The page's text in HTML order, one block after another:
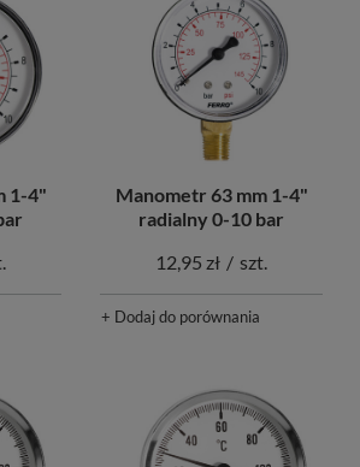
1-4"
Manometr 63 mm 1-4"
radialny 0-10 bar
12,95 zł / szt.
+ Dodaj do porównania